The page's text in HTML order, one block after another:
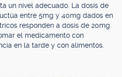
un nivel adecuado. La dosis de
entre 5mg y 40mg dados en
responden a dosis de 20mg
el medicamento con
en la tarde y con alimentos.